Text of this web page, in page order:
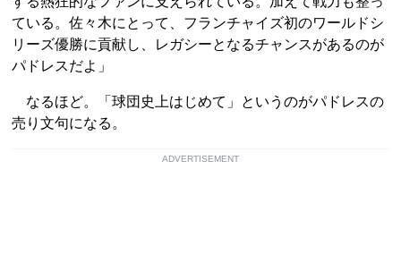
ている。佐々木にとって、フランチャイズ初のワールドシ
リーズ優勝に貢献し、レガシーとなるチャンスがあるのが
パドレスだよ」
なるほど。「球団史上はじめて」というのがパドレスの
売り文句になる。
ADVERTISEMENT